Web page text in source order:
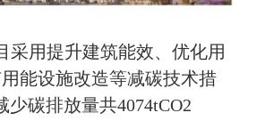
用提升建筑能效、优化用
能设施改造等减碳技术措
少碳排放量共4074tCO2